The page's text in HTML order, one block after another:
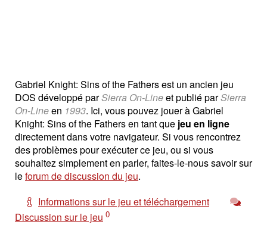
Gabriel Knight: Sins of the Fathers est un ancien jeu
DOS développé parSierra On-Lineet publié parSierra
On-Lineen 1993. Ici, vous pouvez jouer à Gabriel
Knight: Sins of the Fathers en tant que jeu en ligne
directement dans votre navigateur. Si vous rencontrez
des problèmes pour exécuter ce jeu, ou si vous
souhaitez simplement en parler, faites-le-nous savoir sur
leforum de discussion du jeu.
Informations sur le jeu et téléchargement
Discussion sur le jeu 0